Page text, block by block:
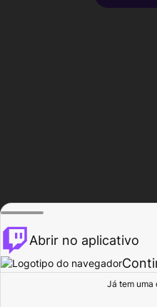
Procurar
Abrir no aplicativo
Já tem uma